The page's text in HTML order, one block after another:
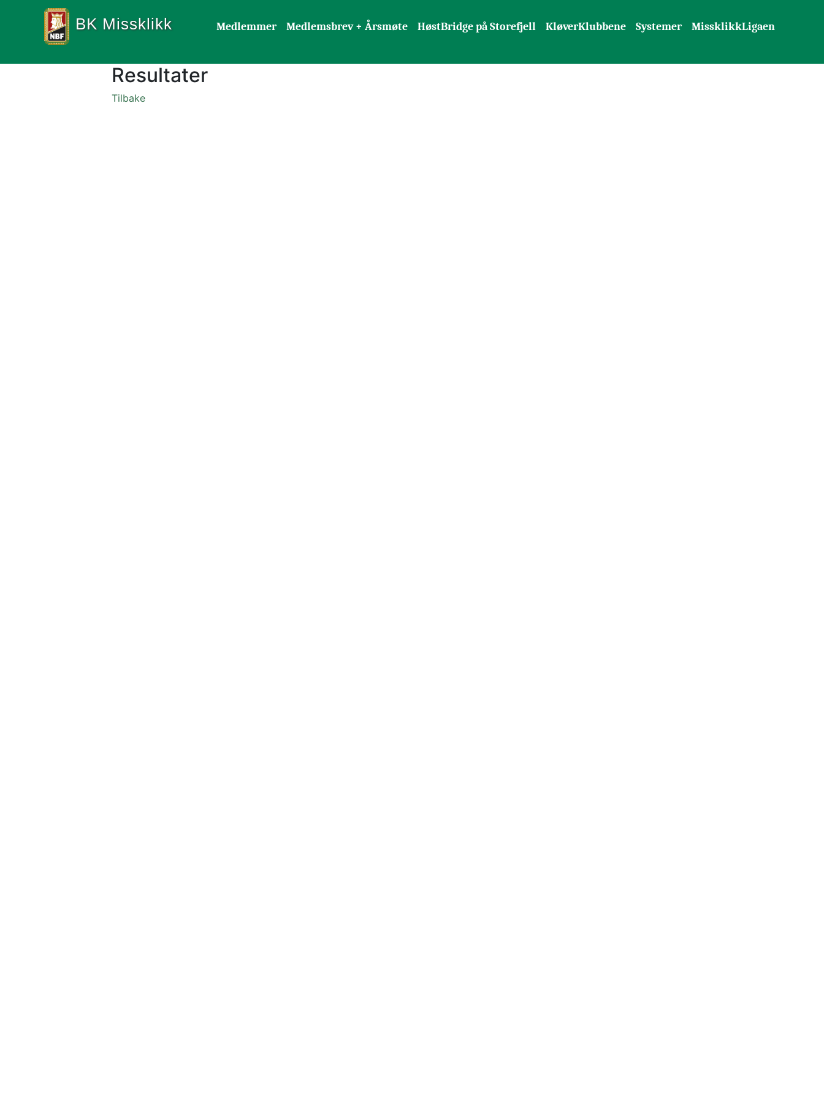
BK Missklikk Medlemmer Medlemsbrev + Årsmøte HøstBridge på Storefjell KløverKlubbene Systemer MissklikkLigaen
Resultater
Tilbake